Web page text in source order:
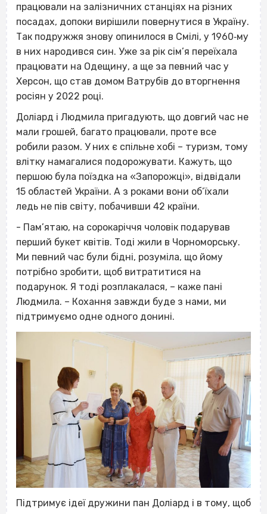
працювали на залізничних станціях на різних
посадах, допоки вирішили повернутися в Україну.
Так подружжя знову опинилося в Смілі, у 1960‐му
в них народився син. Уже за рік сім’я переїхала
працювати на Одещину, а ще за певний час у
Херсон, що став домом Ватрубів до вторгнення
росіян у 2022 році.
Доліард і Людмила пригадують, що довгий час не
мали грошей, багато працювали, проте все
робили разом. У них є спільне хобі – туризм, тому
влітку намагалися подорожувати. Кажуть, що
першою була поїздка на «Запорожці», відвідали
15 областей України. А з роками вони об’їхали
ледь не пів світу, побачивши 42 країни.
- Пам’ятаю, на сорокаріччя чоловік подарував
перший букет квітів. Тоді жили в Чорноморську.
Ми певний час були бідні, розуміла, що йому
потрібно зробити, щоб витратитися на
подарунок. Я тоді розплакалася, – каже пані
Людмила. – Кохання завжди буде з нами, ми
підтримуємо одне одного донині.
Підтримує ідеї дружини пан Доліард і в тому, щоб